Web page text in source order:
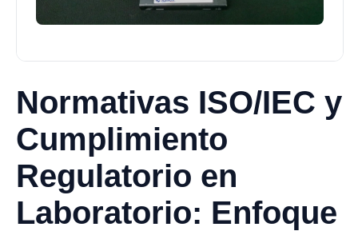
Normativas ISO/IEC y
Cumplimiento
Regulatorio en
Laboratorio: Enfoque